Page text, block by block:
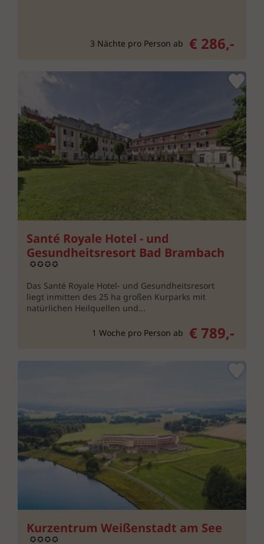
3 Nächte pro Person ab € 286,-
Santé Royale Hotel - und
Gesundheitsresort Bad Brambach
Das Santé Royale Hotel- und Gesundheitsresort
liegt inmitten des 25 ha großen Kurparks mit
natürlichen Heilquellen und...
1 Woche pro Person ab € 789,-
Kurzentrum Weißenstadt am See